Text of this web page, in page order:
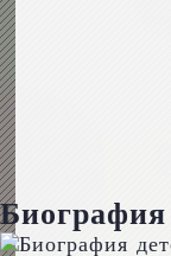
Биография